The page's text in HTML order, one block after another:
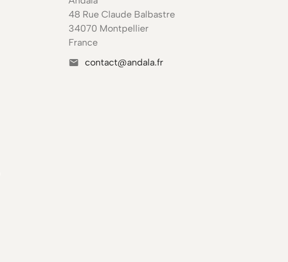
48 Rue Claude Balbastre
34070 Montpellier
France
mail contact@andala.fr